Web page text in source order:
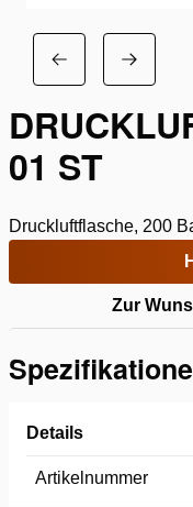
01 ST
Druckluftflasche, 200
Zur
Details
Artikelnummer